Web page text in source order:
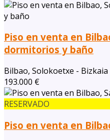
Piso en venta en
dormitorios y baño
Bilbao, Solokoetxe - Bizkaia
193.000 €
RESERVADO
Piso en venta en